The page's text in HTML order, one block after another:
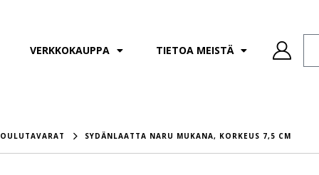
VERKKOKAUPPA TIETOA MEISTÄ
SYDÄNLAATTA NARU MUKANA, KORKEUS 7,5 CM